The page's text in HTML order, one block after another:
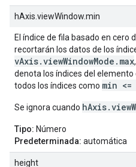
hAxis.viewWindow.min
El índice de fila basado en cero
recortarán los datos de los
vAxis.viewWindowMode.max
denota los índices del
todos los índices como min
Se ignora cuando
Tipo: Número
Predeterminada: automática
height